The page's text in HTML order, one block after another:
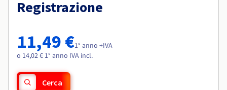
Tariffe
Roadmap & Changelog
Osservabilità
Roadmap & Changelog
Roadmap & Changelog
Roadmap & Changelog
Roadmap & Changelog
Registrazione
11,49 €1° anno +IVA
o 14,02 € 1° anno IVA incl.
Cerca